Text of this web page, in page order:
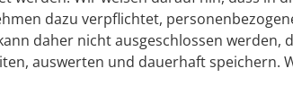
dazu verpflichtet,
daher nicht ausgeschlossen werden,
auswerten und dauerhaft speichern.